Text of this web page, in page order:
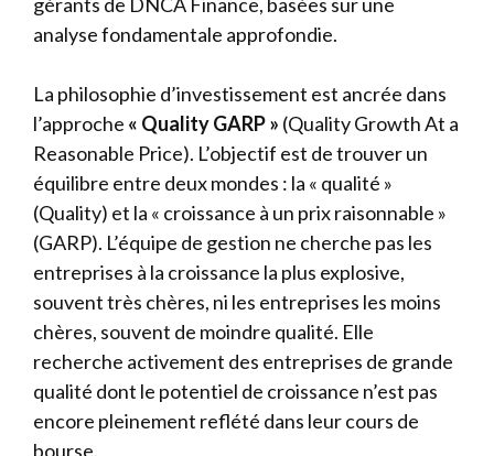
analyse fondamentale approfondie.
La philosophie d’investissement est ancrée dans
l’approche « Quality GARP » (Quality Growth At a
Reasonable Price). L’objectif est de trouver un
équilibre entre deux mondes : la « qualité »
(Quality) et la « croissance à un prix raisonnable »
(GARP). L’équipe de gestion ne cherche pas les
entreprises à la croissance la plus explosive,
souvent très chères, ni les entreprises les moins
chères, souvent de moindre qualité. Elle
recherche activement des entreprises de grande
qualité dont le potentiel de croissance n’est pas
encore pleinement reflété dans leur cours de
bourse.